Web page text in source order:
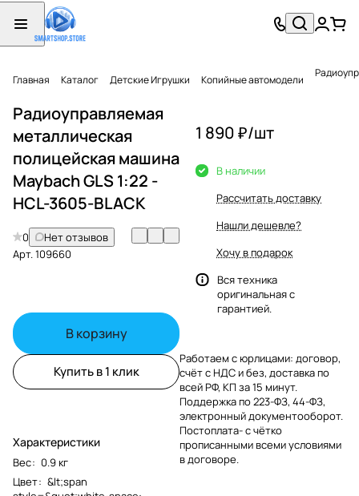
Главная Каталог Детские Игрушки Копийные автомодели
Радиоуправляемая
металлическая
полицейская машина
Maybach GLS 1:22 -
HCL-3605-BLACK
0
Нет отзывов
Арт.109660
В корзину
Купить в 1 клик
Характеристики
Вес: 0.9 кг
Цвет: &lt;span
1 890 ₽/шт
В наличии
Рассчитать доставку
Нашли дешевле?
Хочу в подарок
Вся техника
оригинальная с
гарантией.
Работаем с юрлицами: договор,
счёт с НДС и без, доставка по
всей РФ, КП за 15 минут.
Поддержка по 223-ФЗ, 44-ФЗ,
электронный документооборот.
Постоплата- с чётко
прописанными всеми условиями
в договоре.